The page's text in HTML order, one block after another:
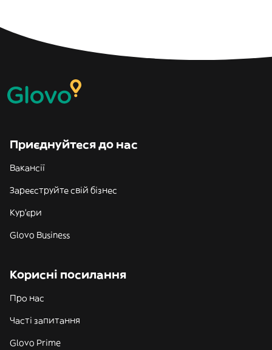
Приєднуйтеся до нас
Вакансії
Зареєструйте свій бізнес
Кур'єри
Glovo Business
Корисні посилання
Про нас
Часті запитання
Glovo Prime